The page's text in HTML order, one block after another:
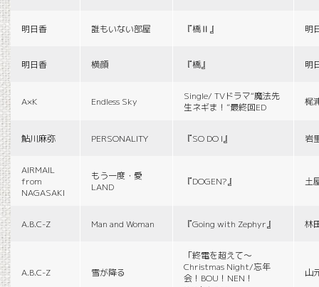
明日香 誰もいない部屋 『橋Ⅱ』 明
明日香 横顔 『橋』 明
A×K Endless Sky
Single/ TVドラマ“魔法先
生ネギま！”最終回ED
梶
鮎川麻弥 PERSONALITY 『SO DO I』 岩
AIRMAIL
from
NAGASAKI
もう一度・愛
LAND
『DOGEN?』 土
A.B.C-Z Man and Woman 『Going with Zephyr』 林
A.B.C-Z 雪が降る
「終電を超えて～
Christmas Night/忘年
会！BOU！NEN！
山